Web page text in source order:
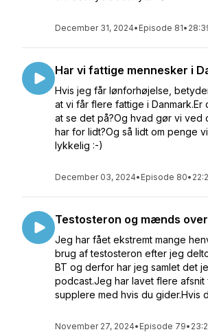
December 31, 2024• Episode 81•
Har vi fattige mennesker i
Hvis jeg får lønforhøjelse,
at vi får flere fattige i Danmark.Er
at se det på?Og hvad gør vi ved
har for lidt?Og så lidt om penge
lykkelig :-)
December 03, 2024• Episode 80•
Testosteron og mænds
Jeg har fået ekstremt mange
brug af testosteron efter jeg
BT og derfor har jeg samlet det
podcast.Jeg har lavet flere afsnit
supplere med hvis du gider.Hvis
November 27, 2024• Episode 79•